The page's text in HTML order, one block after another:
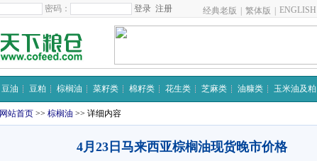
密码： 注册 经典老版 繁体版 ENGLISH
豆油 豆粕 棕榈油 菜籽类 棉籽类 花生类 芝麻类 油糠类 玉米油及粕
网站首页 >> 棕榈油 >> 详细内容
4月23日马来西亚棕榈油现货晚市价格